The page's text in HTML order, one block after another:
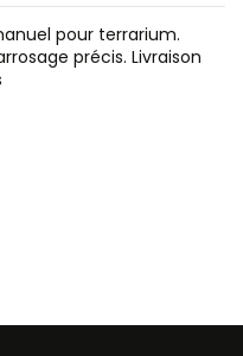
pour terrarium.
précis. Livraison